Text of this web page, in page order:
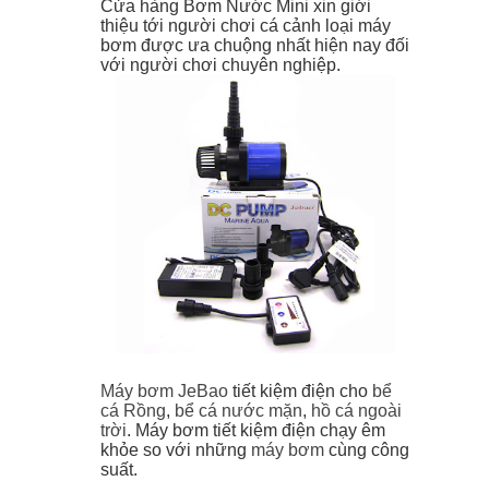
Cửa hàng Bơm Nước Mini xin giới
thiệu tới người chơi cá cảnh loại máy
bơm được ưa chuộng nhất hiện nay đối
với người chơi chuyên nghiệp.
Máy bơm JeBao tiết kiệm điện cho bể
cá Rồng, bể cá nước mặn, hồ cá ngoài
trời. Máy bơm tiết kiệm điện chạy êm
khỏe so với những máy bơm cùng công
suất.